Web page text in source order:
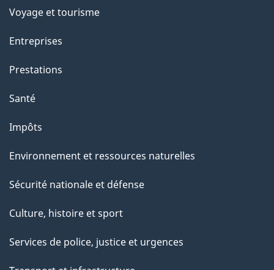
Voyage et tourisme
Entreprises
Prestations
Santé
Impôts
Environnement et ressources naturelles
Sécurité nationale et défense
Culture, histoire et sport
Services de police, justice et urgences